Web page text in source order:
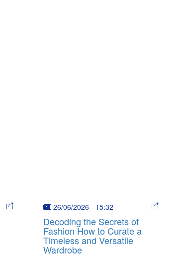
26/06/2026 - 15:32
Decoding the Secrets of
Fashion How to Curate a
Timeless and Versatile
Wardrobe